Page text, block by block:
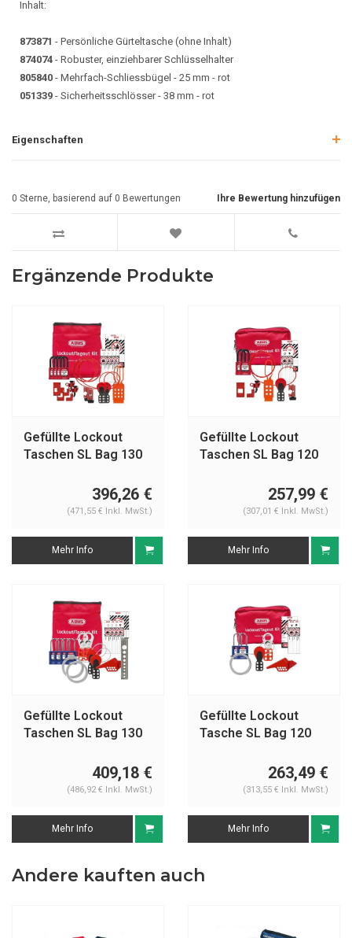
Inhalt:
873871 - Persönliche Gürteltasche (ohne Inhalt)
874074 - Robuster, einziehbarer Schlüsselhalter
805840 - Mehrfach-Schliessbügel - 25 mm - rot
051339 - Sicherheitsschlösser - 38 mm - rot
Eigenschaften
Ihre Bewertung hinzufügen
0 Sterne, basierend auf 0 Bewertungen
Ergänzende Produkte
Gefüllte Lockout
Taschen SL Bag 130
396,26 €
(471,55 € Inkl. MwSt.)
Mehr Info
Gefüllte Lockout
Taschen SL Bag 120
257,99 €
(307,01 € Inkl. MwSt.)
Mehr Info
Gefüllte Lockout
Taschen SL Bag 130
409,18 €
(486,92 € Inkl. MwSt.)
Mehr Info
Gefüllte Lockout
Tasche SL Bag 120
263,49 €
(313,55 € Inkl. MwSt.)
Mehr Info
Andere kauften auch